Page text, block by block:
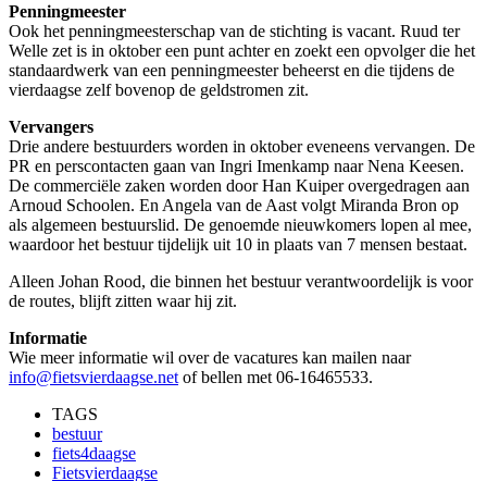
Penningmeester
Ook het penningmeesterschap van de stichting is vacant. Ruud ter
Welle zet is in oktober een punt achter en zoekt een opvolger die het
standaardwerk van een penningmeester beheerst en die tijdens de
vierdaagse zelf bovenop de geldstromen zit.
Vervangers
Drie andere bestuurders worden in oktober eveneens vervangen. De
PR en perscontacten gaan van Ingri Imenkamp naar Nena Keesen.
De commerciële zaken worden door Han Kuiper overgedragen aan
Arnoud Schoolen. En Angela van de Aast volgt Miranda Bron op
als algemeen bestuurslid. De genoemde nieuwkomers lopen al mee,
waardoor het bestuur tijdelijk uit 10 in plaats van 7 mensen bestaat.
Alleen Johan Rood, die binnen het bestuur verantwoordelijk is voor
de routes, blijft zitten waar hij zit.
Informatie
Wie meer informatie wil over de vacatures kan mailen naar
info@fietsvierdaagse.net of bellen met 06-16465533.
TAGS
bestuur
fiets4daagse
Fietsvierdaagse